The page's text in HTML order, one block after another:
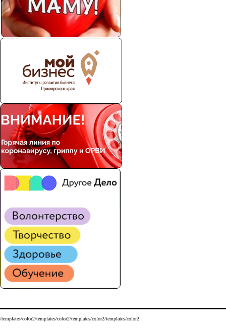
/templates/color2/templates/color2/templates/color2/templates/color2